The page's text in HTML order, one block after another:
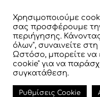
Χρησιμοποιούμε
σας προσφέρουμε
περιήγησης.
όλων", συναινείτε
Ωστόσο, μπορείτε να
cookie" για να
συγκατάθεση.
Ρυθμίσεις Cookie